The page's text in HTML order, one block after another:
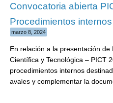
Convocatoria abierta
Procedimientos internos
marzo 8, 2024
En relación a la presentación
Científica y Tecnológica – PICT
procedimientos internos
avales y complementar la